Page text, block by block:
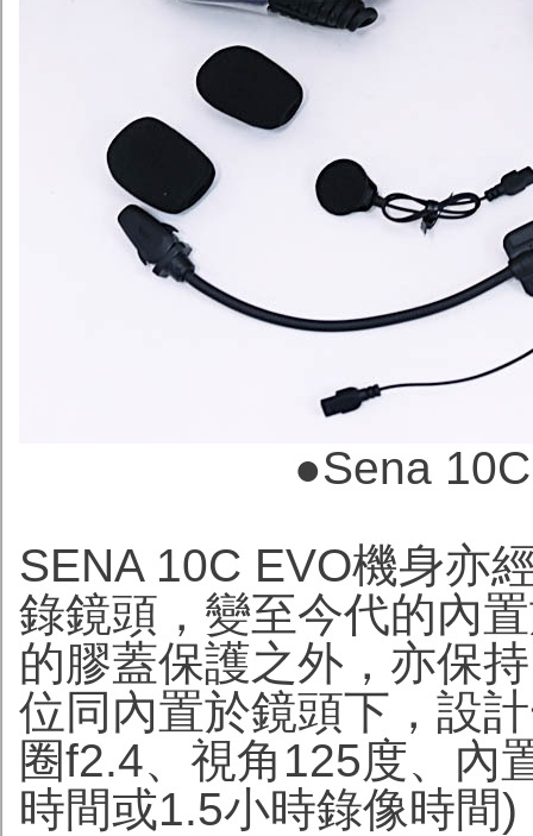
●Sena
SENA 10C EVO機身亦
錄鏡頭，變至今代的內
的膠蓋保護之外，亦保
位同內置於鏡頭下，設
圈f2.4、視角125度、內
時間或1.5小時錄像時間